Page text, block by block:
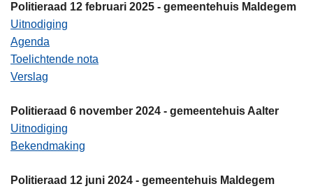
Politieraad 12 februari 2025 - gemeentehuis Maldegem
Uitnodiging
Agenda
Toelichtende nota
Verslag
Politieraad 6 november 2024 - gemeentehuis Aalter
Uitnodiging
Bekendmaking
Politieraad 12 juni 2024 - gemeentehuis Maldegem